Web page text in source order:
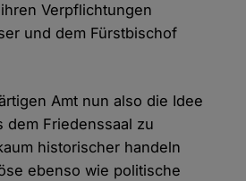
Verpflichtungen
und dem Fürstbischof
Amt nun also die Idee
dem Friedenssaal zu
historischer handeln
ebenso wie politische